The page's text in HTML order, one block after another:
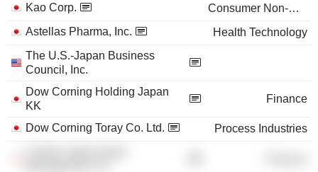
Kao Corp.
Consumer Non-Durables
Astellas Pharma, Inc.
Health Technology
The U.S.-Japan Business
Council, Inc.
Dow Corning Holding Japan
KK
Finance
Dow Corning Toray Co. Ltd.
Process Industries